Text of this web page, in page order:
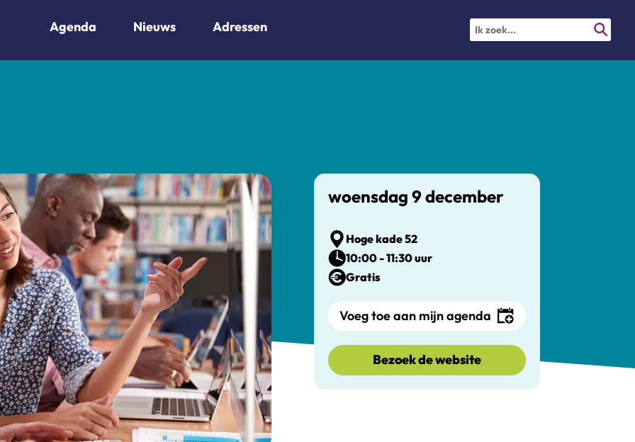
Agenda Nieuws Adressen
woensdag 9 december
Hoge kade 52
10:00 - 11:30 uur
Gratis
Voeg toe aan mijn agenda
Bezoek de website